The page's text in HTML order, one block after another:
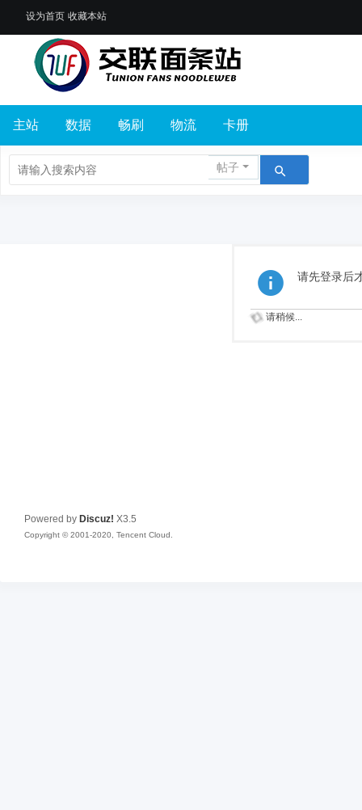
设为首页 收藏本站
主站 数据 畅刷 物流 卡册
帖子
请先登录后
请稍候...
Powered by Discuz! X3.5
Copyright © 2001-2020, Tencent Cloud.